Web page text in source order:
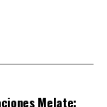
Melate: